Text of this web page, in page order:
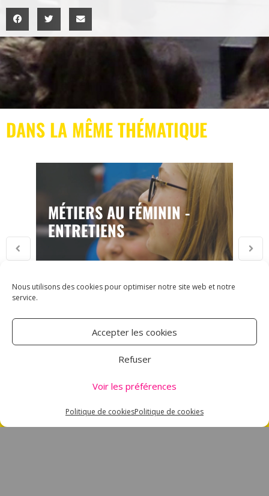
Nous utilisons des cookies pour optimiser notre site web et notre
service.
Accepter les cookies
Refuser
Voir les préférences
Politique de cookiesPolitique de cookies
DANS LA MÊME THÉMATIQUE
MÉTIERS AU FÉMININ -
ENTRETIENS
ASSOCIATION CARMEN
80000 AMIENS
TÉL : 03 60 12 34 10
CARMEN@CANALNORD.ORG